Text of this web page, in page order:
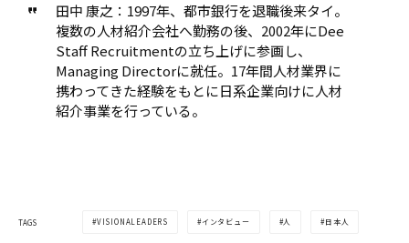
田中 康之：1997年、都市銀行を退職後来タイ。
複数の人材紹介会社へ勤務の後、2002年にDee
Staff Recruitmentの立ち上げに参画し、
Managing Directorに就任。17年間人材業界に
携わってきた経験をもとに日系企業向けに人材
紹介事業を行っている。
TAGS VISIONALEADERS インタビュー 人 日本人